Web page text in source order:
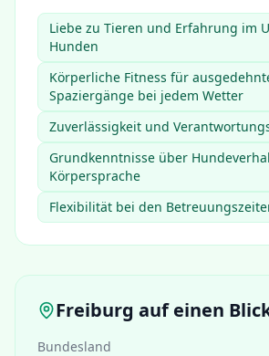
Liebe zu Tieren und Erfahrung im
Hunden
Körperliche Fitness für
Spaziergänge bei jedem Wetter
Zuverlässigkeit und
Grundkenntnisse über
Körpersprache
Flexibilität bei den
Freiburg auf einen
Bundesland